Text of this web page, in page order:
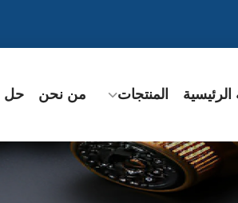
المنتجات من نحن حل